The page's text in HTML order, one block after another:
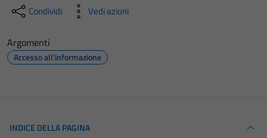
Condividi Vedi azioni
Argomenti
Accesso all'informazione
INDICE DELLA PAGINA